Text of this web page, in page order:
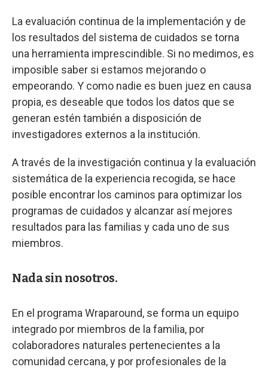
La evaluación continua de la implementación y de
los resultados del sistema de cuidados se torna
una herramienta imprescindible. Si no medimos, es
imposible saber si estamos mejorando o
empeorando. Y como nadie es buen juez en causa
propia, es deseable que todos los datos que se
generan estén también a disposición de
investigadores externos a la institución.
A través de la investigación continua y la evaluación
sistemática de la experiencia recogida, se hace
posible encontrar los caminos para optimizar los
programas de cuidados y alcanzar así mejores
resultados para las familias y cada uno de sus
miembros.
Nada sin nosotros.
En el programa Wraparound, se forma un equipo
integrado por miembros de la familia, por
colaboradores naturales pertenecientes a la
comunidad cercana, y por profesionales de la